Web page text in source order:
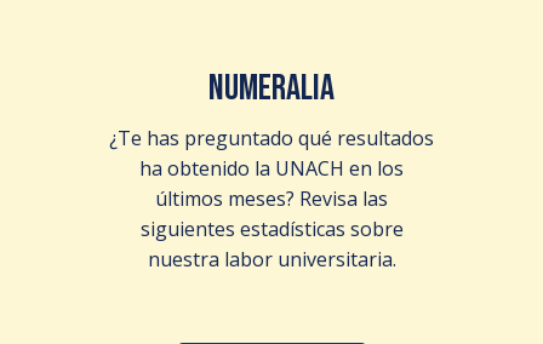
NUMERALIA
¿Te has preguntado qué resultados
ha obtenido la UNACH en los
últimos meses? Revisa las
siguientes estadísticas sobre
nuestra labor universitaria.